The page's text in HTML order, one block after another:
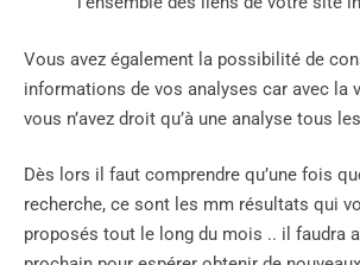
Vous avez également la possibilité de
informations de vos analyses car avec la
vous n’avez droit qu’à une analyse tous
Dès lors il faut comprendre qu’une fois
recherche, ce sont les mm résultats qui
proposés tout le long du mois .. il faudra